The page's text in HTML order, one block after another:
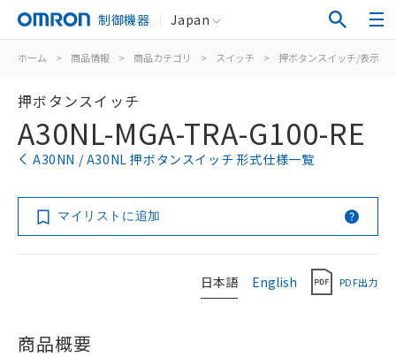
制御機器 Japan
ホーム > 商品情報 > 商品カテゴリ > スイッチ > 押ボタンスイッチ/表示灯
押ボタンスイッチ
A30NL-MGA-TRA-G100-RE
A30NN / A30NL 押ボタンスイッチ 形式仕様一覧
マイリストに追加
日本語 English PDF出力
商品概要